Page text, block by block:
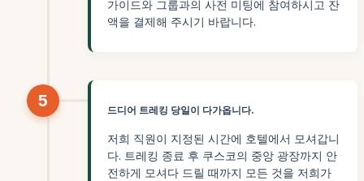
가이드와 그룹과의 사전 미팅에 참여하시고 잔
액을 결제해 주시기 바랍니다.
5
드디어 트레킹 당일이 다가옵니다.
저희 직원이 지정된 시간에 호텔에서 모셔갑니
다. 트레킹 종료 후 쿠스코의 중앙 광장까지 안
전하게 모셔다 드릴 때까지 모든 것을 저희가